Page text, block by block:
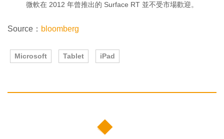
微軟在 2012 年曾推出的 Surface RT 並不受市場歡迎。
Source： bloomberg
Microsoft Tablet iPad